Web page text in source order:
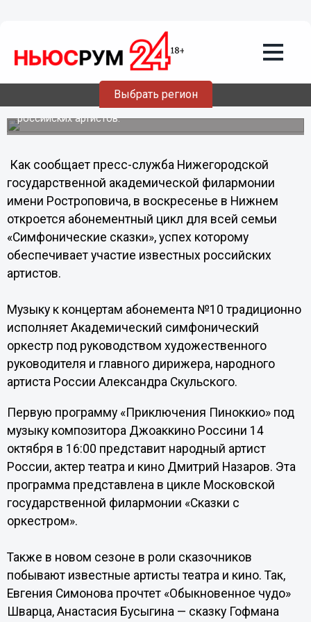
Выбрать регион
14 октября в Нижегородской
филармонии открывается цикл
«Симфонические сказки»
Успех циклу обеспечивает участие известных
российских артистов.
Как сообщает пресс-служба Нижегородской
государственной академической филармонии
имени Ростроповича, в воскресенье в Нижнем
откроется абонементный цикл для всей семьи
«Симфонические сказки», успех которому
обеспечивает участие известных российских
артистов.
Музыку к концертам абонемента №10 традиционно
исполняет Академический симфонический
оркестр под руководством художественного
руководителя и главного дирижера, народного
артиста России Александра Скульского.
Первую программу «Приключения Пиноккио» под
музыку композитора Джоаккино Россини 14
октября в 16:00 представит народный артист
России, актер театра и кино Дмитрий Назаров. Эта
программа представлена в цикле Московской
государственной филармонии «Сказки с
оркестром».
Также в новом сезоне в роли сказочников
побывают известные артисты театра и кино. Так,
Евгения Симонова прочтет «Обыкновенное чудо»
Шварца, Анастасия Бусыгина — сказку Гофмана